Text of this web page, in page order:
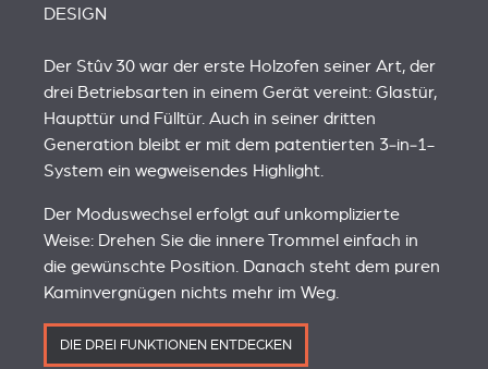
DESIGN
Der Stûv 30 war der erste Holzofen seiner Art, der
drei Betriebsarten in einem Gerät vereint: Glastür,
Haupttür und Fülltür. Auch in seiner dritten
Generation bleibt er mit dem patentierten 3‑in‑1-
System ein wegweisendes Highlight.
Der Moduswechsel erfolgt auf unkomplizierte
Weise: Drehen Sie die innere Trommel einfach in
die gewünschte Position. Danach steht dem puren
Kaminvergnügen nichts mehr im Weg.
DIE DREI FUNKTIONEN ENTDECKEN